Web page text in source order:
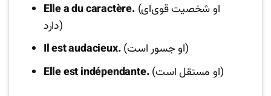
Elle a du caractère.(او شخصیت قوی‌ای
دارد)
Il est audacieux.
(او جسور است)
Elle est indépendante.
(او مستقل است)